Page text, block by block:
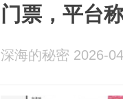
门票，平台
深海的秘密 2026-